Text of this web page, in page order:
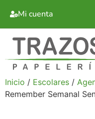
Mi cuenta
Inicio / Escolares /
Remember Semanal